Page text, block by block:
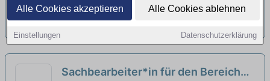
Alle Cookies akzeptieren Alle Cookies ablehnen
Einstellungen Datenschutzerklärung
Sachbearbeiter*in für den Bereich